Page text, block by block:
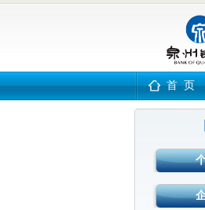
首 页